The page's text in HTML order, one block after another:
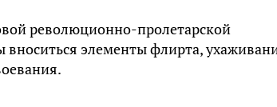
революционно-пролетарской
элементы флирта,